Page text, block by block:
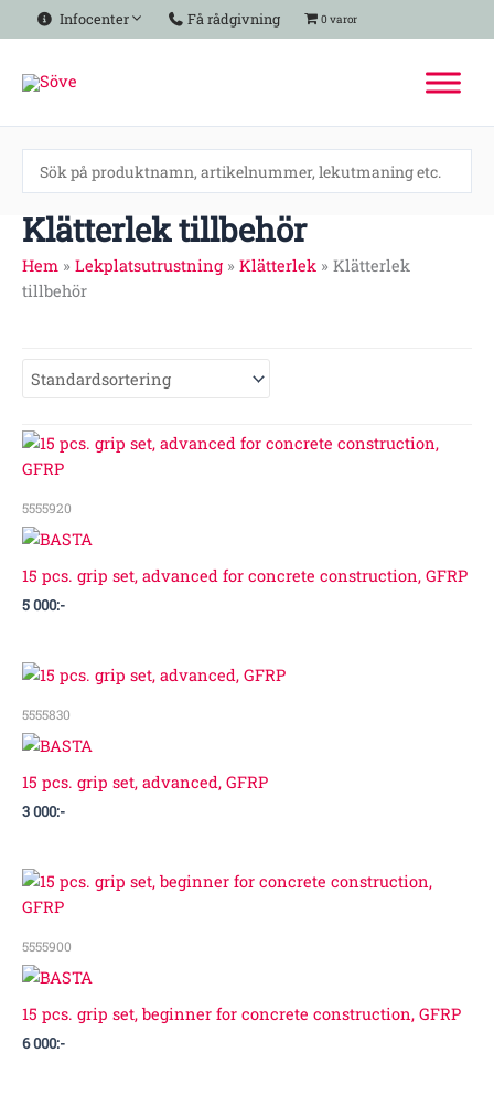
Hoppa
till
Infocenter Få rådgivning 0 varor
Klätterlek tillbehör
Hem » Lekplatsutrustning » Klätterlek » Klätterlek
tillbehör
5555920
15 pcs. grip set, advanced for concrete construction, GFRP
5 000:-
5555830
15 pcs. grip set, advanced, GFRP
3 000:-
5555900
15 pcs. grip set, beginner for concrete construction, GFRP
6 000:-